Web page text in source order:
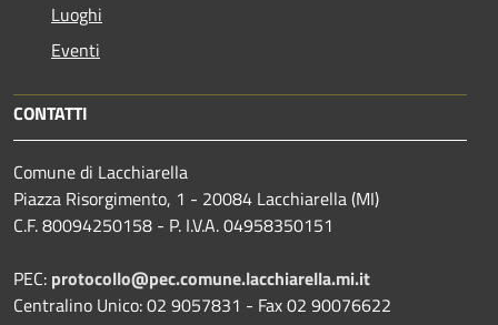
Luoghi
Eventi
CONTATTI
Comune di Lacchiarella
Piazza Risorgimento, 1 - 20084 Lacchiarella (MI)
C.F. 80094250158 - P. I.V.A. 04958350151
PEC: protocollo@pec.comune.lacchiarella.mi.it
Centralino Unico: 02 9057831 - Fax 02 90076622